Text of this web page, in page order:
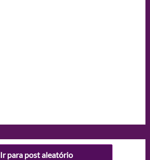
Ir para post aleatório